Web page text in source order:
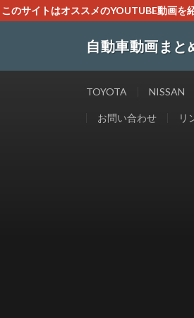
このサイトはオススメのYOUTUBE動画
自動車動画まと
TOYOTA NISSAN
お問い合わせ リ